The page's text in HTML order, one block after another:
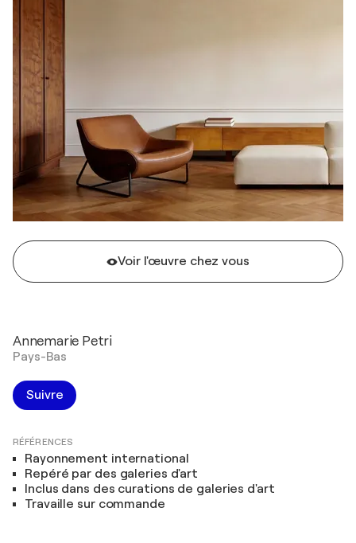
Voir l'œuvre chez vous
Annemarie Petri
Pays-Bas
Suivre
RÉFÉRENCES
Rayonnement international
Repéré par des galeries d'art
Inclus dans des curations de galeries d'art
Travaille sur commande